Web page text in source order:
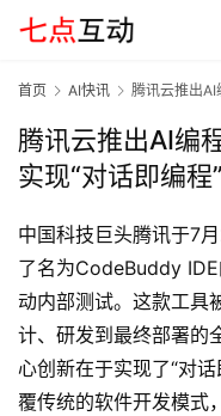
G
O
A
I
应
用
汇
A
首页 AI快讯 腾讯云推出AI
腾讯云推出AI编
实现“对话即编程”
中国科技巨头腾讯于7
了名为CodeBuddy
动内部测试。这款工具
计、研发到最终部署的
心创新在于实现了“对
覆传统的软件开发模式